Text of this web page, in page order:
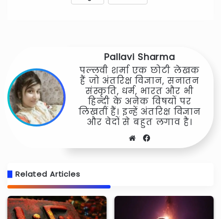
Pallavi Sharma
पल्लवी शर्मा एक छोटी लेखक
हैं जो अंतरिक्ष विज्ञान, सनातन
संस्कृति, धर्म, भारत और भी
हिन्दी के अनेक विषयों पर
लिखतीं हैं। इन्हें अंतरिक्ष विज्ञान
और वेदों से बहुत लगाव है।
Website
Related Articles